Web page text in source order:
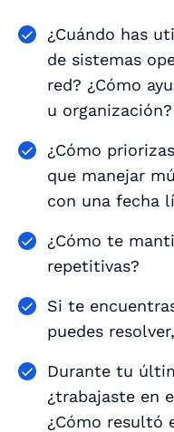
¿Cuándo has
de sistemas
red? ¿Cómo
u organización?
¿Cómo
que manejar
con una fecha
¿Cómo te
repetitivas?
Si te
puedes
Durante tu
¿trabajaste en
¿Cómo resultó